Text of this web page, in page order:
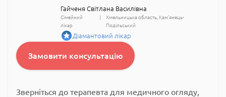
Гайченя Світлана Василівна
Сімейний
лікар
Хмельницька область Кам'янець-
Подільський
Діамантовий лікар
Замовити консультацію
Зверніться до терапевта для медичного огляду,